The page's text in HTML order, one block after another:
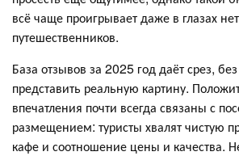
всё чаще проигрывает даже в глазах
путешественников.
База отзывов за 2025 год даёт срез,
представить реальную картину.
впечатления почти всегда связаны с
размещением: туристы хвалят чистую
кафе и соотношение цены и качества.